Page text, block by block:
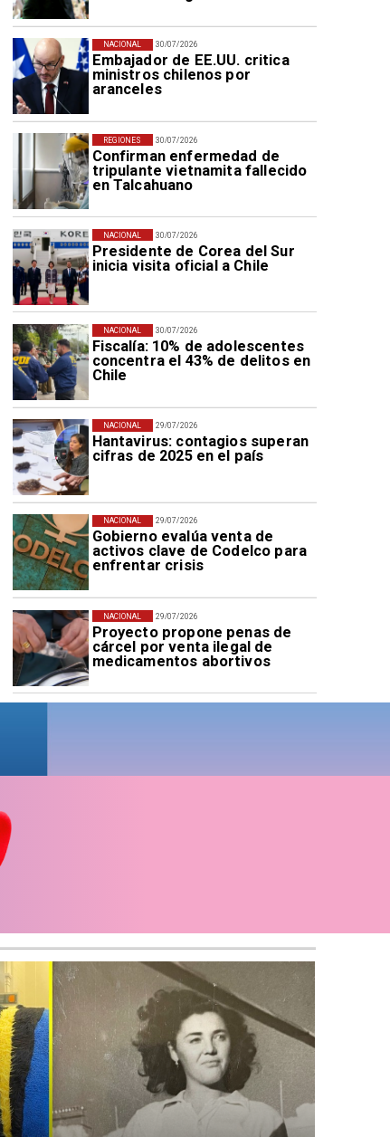
30/07/2026
Embajador de EE.UU. critica
ministros chilenos por
aranceles
NACIONAL
30/07/2026
Confirman enfermedad de
tripulante vietnamita fallecido
en Talcahuano
REGIONES
30/07/2026
Presidente de Corea del Sur
inicia visita oficial a Chile
NACIONAL
30/07/2026
Fiscalía: 10% de adolescentes
concentra el 43% de delitos en
Chile
NACIONAL
29/07/2026
Hantavirus: contagios superan
cifras de 2025 en el país
NACIONAL
29/07/2026
Gobierno evalúa venta de
activos clave de Codelco para
enfrentar crisis
NACIONAL
29/07/2026
Proyecto propone penas de
cárcel por venta ilegal de
medicamentos abortivos
NACIONAL